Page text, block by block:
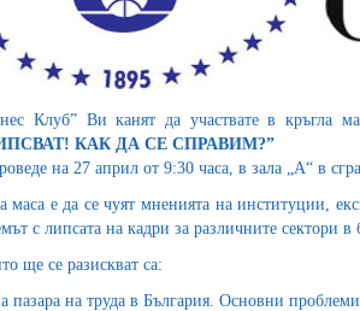
Клуб” Ви канят да участвате в кръгла
КАК ДА СЕ СПРАВИМ?”
на 27 април от 9:30 часа, в зала „A“ в
маса е да се чуят мненията на институции,
с липсата на кадри за различните сектори в
ще се разискват са:
пазара на труда в България. Основни